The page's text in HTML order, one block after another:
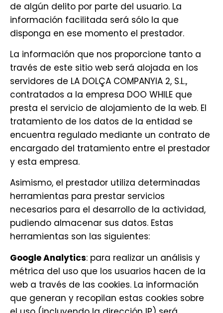
de algún delito por parte del usuario. La
información facilitada será sólo la que
disponga en ese momento el prestador.
La información que nos proporcione tanto a
través de este sitio web será alojada en los
servidores de LA DOLÇA COMPANYIA 2, S.L.,
contratados a la empresa DOO WHILE que
presta el servicio de alojamiento de la web. El
tratamiento de los datos de la entidad se
encuentra regulado mediante un contrato de
encargado del tratamiento entre el prestador
y esta empresa.
Asimismo, el prestador utiliza determinadas
herramientas para prestar servicios
necesarios para el desarrollo de la actividad,
pudiendo almacenar sus datos. Estas
herramientas son las siguientes:
Google Analytics: para realizar un análisis y
métrica del uso que los usuarios hacen de la
web a través de las cookies. La información
que generan y recopilan estas cookies sobre